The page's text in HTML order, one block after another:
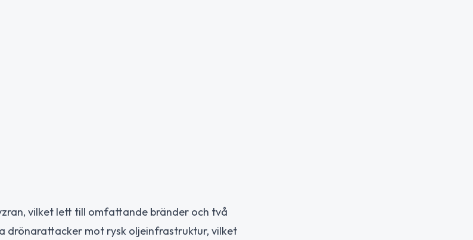
vilket lett till omfattande bränder och två
drönarattacker mot rysk oljeinfrastruktur, vilket